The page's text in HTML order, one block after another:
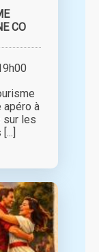
CO
apéro à
sur les